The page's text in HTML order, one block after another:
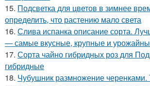
15. Подсветка для цветов в зимнее
определить, что растению мало света
16. Слива испанка описание сорта.
— самые вкусные, крупные и
17. Сорта чайно гибридных роз для
гибридные
18. Чубушник размножение черенками.